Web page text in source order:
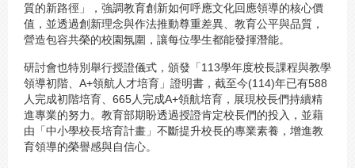
質的新路徑」，強調教育創新如何呼應文化回應領導的核心價
值，並透過創新理念與作法推動尊重差異、教育公平與品質，
營造包容共榮的校園氛圍，讓每位學生都能發揮潛能。
研討會也特別舉行授證儀式，頒發「113學年度校長課程與教學
領導初階、A+領航人才培育」證明書，截至今(114)年已有588
人完成初階培育、665人完成A+領航培育，展現校長們持續精
進專業的努力。教育部期盼透過授證肯定校長們的投入，並藉
由「中小學校長培育計畫」不斷提升校長的專業素養，增進教
育領導的榮譽感與自信心。